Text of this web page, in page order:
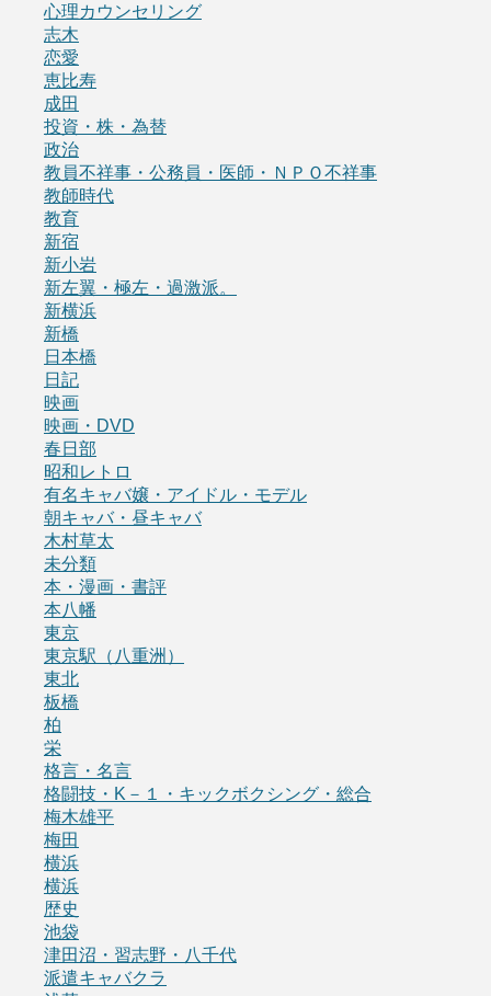
心理カウンセリング
志木
恋愛
恵比寿
成田
投資・株・為替
政治
教員不祥事・公務員・医師・ＮＰＯ不祥事
教師時代
教育
新宿
新小岩
新左翼・極左・過激派。
新横浜
新橋
日本橋
日記
映画
映画・DVD
春日部
昭和レトロ
有名キャバ嬢・アイドル・モデル
朝キャバ・昼キャバ
木村草太
未分類
本・漫画・書評
本八幡
東京
東京駅（八重洲）
東北
板橋
柏
栄
格言・名言
格闘技・K－１・キックボクシング・総合
梅木雄平
梅田
横浜
横浜
歴史
池袋
津田沼・習志野・八千代
派遣キャバクラ